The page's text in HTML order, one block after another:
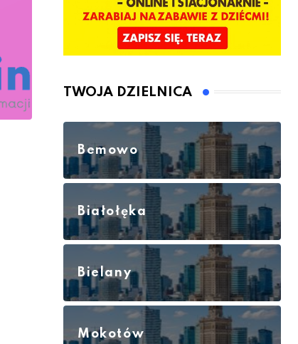
TWOJA DZIELNICA
Bemowo
Białołęka
Bielany
Mokotów